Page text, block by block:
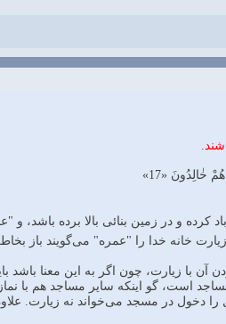
«17»
و در زمين بنائى بالا برده باشد، و
خانه خدا را "عمره" مى‌گويند باز
زيارت، چون اگر به اين معنا باشد
است، گو اينكه ساير مساجد هم با نماز
در مسجد مى‌خواند نه زيارت. علاوه